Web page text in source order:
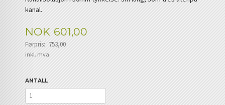
kanal.
Tilbud
NOK 601,00
Førpris: 753,00
Rabatt
inkl. mva.
ANTALL